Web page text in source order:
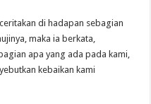
di hadapan sebagian
maka ia berkata,
apa yang ada pada kami,
kebaikan kami